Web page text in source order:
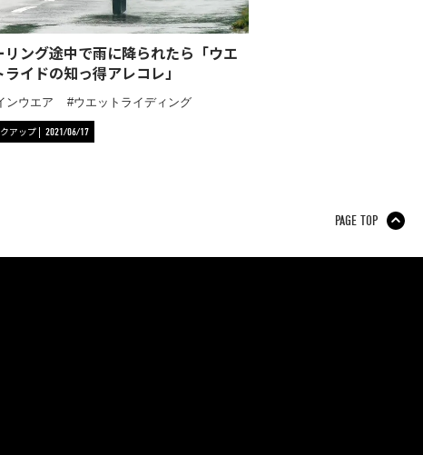
リング途中で雨に降られたら「ウエ
ライドの知っ得アレコレ」
ンウエア ウエットライディング
アップ 2021/06/17
PAGE TOP